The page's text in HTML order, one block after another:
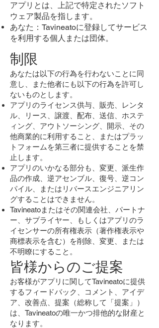
アプリとは、上記で特定されたソフト
ウェア製品を指します。
あなた：Tavineatoに登録してサービス
を利用する個人または団体。
制限
あなたは以下の行為を行わないことに同
意し、また他者にも以下の行為を許可し
ないものとします。
アプリのライセンス供与、販売、レンタ
ル、リース、譲渡、配布、送信、ホステ
ィング、アウトソーシング、開示、その
他商業的に利用すること、またはプラッ
トフォームを第三者に提供することを禁
止します。
アプリのいかなる部分も、変更、派生作
品の作成、逆アセンブル、復号、逆コン
パイル、またはリバースエンジニアリン
グすることはできません。
Tavineatoまたはその関連会社、パートナ
ー、サプライヤー、もしくはアプリのラ
イセンサーの所有権表示（著作権表示や
商標表示を含む）を削除、変更、または
不明瞭にすること。
皆様からのご提案
お客様がアプリに関してTavineatoに提供
するフィードバック、コメント、アイデ
ア、改善点、提案（総称して「提案」）
は、Tavineatoの唯一かつ排他的な財産と
なります。